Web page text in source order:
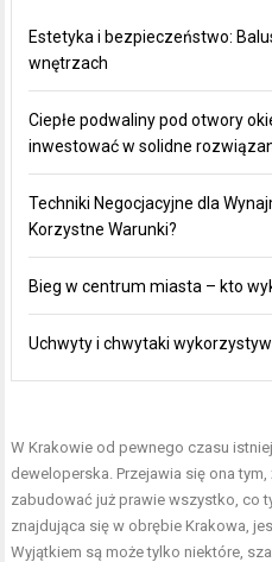
Estetyka i bezpieczeństwo:
wnętrzach
Ciepłe podwaliny pod otwory
inwestować w solidne
Techniki Negocjacyjne dla
Korzystne Warunki?
Bieg w centrum miasta – kto
Uchwyty i chwytaki
W Krakowie od pewnego czasu
deweloperska. Przejawia się ona
zabudować już prawie wszystko, co
znajdująca się w obrębie Krakowa,
Wyjątkiem są może tylko niektóre,